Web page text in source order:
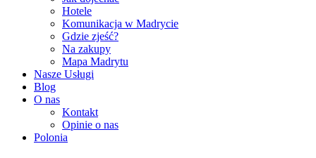
Hotele
Komunikacja w Madrycie
Gdzie zjeść?
Na zakupy
Mapa Madrytu
Nasze Usługi
Blog
O nas
Kontakt
Opinie o nas
Polonia